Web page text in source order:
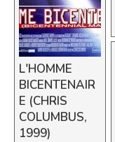
L'HOMME
BICENTENAIR
E (CHRIS
COLUMBUS,
1999)